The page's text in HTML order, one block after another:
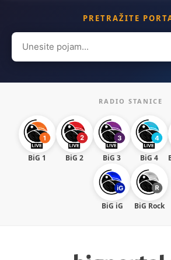
PRETRAŽITE
Search
for:
RADIO STANICE
BiG 1 BiG 2 BiG 3 BiG 4
BiG iG BiG Rock